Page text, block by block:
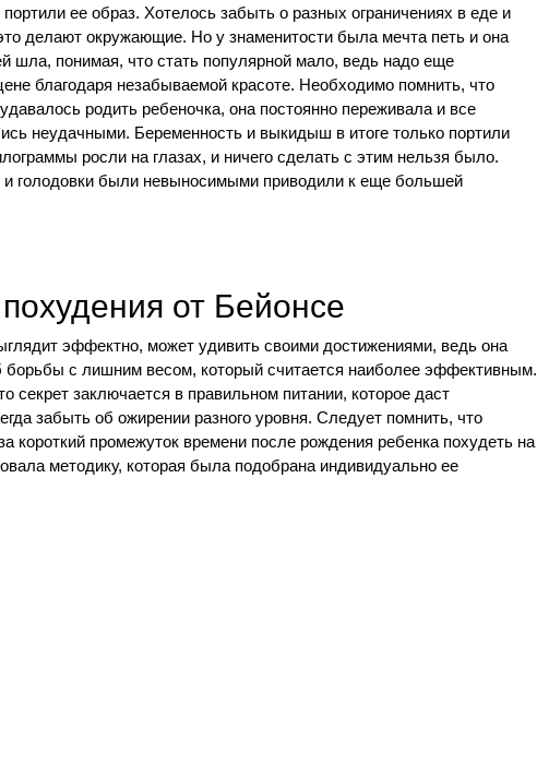
ее образ. Хотелось забыть о разных ограничениях в еде и
делают окружающие. Но у знаменитости была мечта петь и она
шла, понимая, что стать популярной мало, ведь надо еще
благодаря незабываемой красоте. Необходимо помнить, что
родить ребеночка, она постоянно переживала и все
неудачными. Беременность и выкидыш в итоге только портили
росли на глазах, и ничего сделать с этим нельзя было.
и голодовки были невыносимыми приводили к еще большей
от Бейонсе
эффектно, может удивить своими достижениями, ведь она
борьбы с лишним весом, который считается наиболее эффективным.
секрет заключается в правильном питании, которое даст
забыть об ожирении разного уровня. Следует помнить, что
короткий промежуток времени после рождения ребенка похудеть на
методику, которая была подобрана индивидуально ее